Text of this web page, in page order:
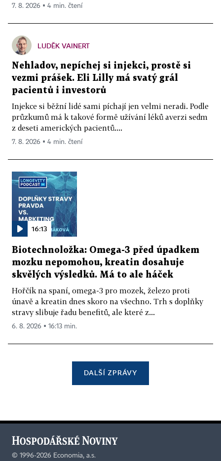
7. 8. 2026 ▪ 4 min. čtení
LUDĚK VAINERT
Nehladov, nepíchej si injekci, prostě si
vezmi prášek. Eli Lilly má svatý grál
pacientů i investorů
Injekce si běžní lidé sami píchají jen velmi neradi. Podle
průzkumů má k takové formě užívání léků averzi sedm
z deseti amerických pacientů....
7. 8. 2026 ▪ 4 min. čtení
16:13
Biotechnoložka: Omega-3 před úpadkem
mozku nepomohou, kreatin dosahuje
skvělých výsledků. Má to ale háček
Hořčík na spaní, omega-3 pro mozek, železo proti
únavě a kreatin dnes skoro na všechno. Trh s doplňky
stravy slibuje řadu benefitů, ale které z...
6. 8. 2026 ▪ 16:13 min.
DALŠÍ ZPRÁVY
© 1996-2026 Economia, a.s.